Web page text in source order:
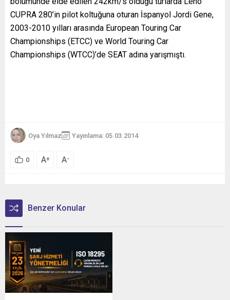
CUPRA 280’in pilot koltuğuna oturan İspanyol Jordi Gene,
2003-2010 yılları arasında European Touring Car
Championships (ETCC) ve World Touring Car
Championships (WTCC)’de SEAT adına yarışmıştı.
Oya Yılmaz Yayınlama: 05.03.2014
0 A+ A-
Benzer Konular